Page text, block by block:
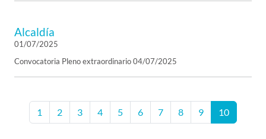
Alcaldía
01/07/2025
Convocatoria Pleno extraordinario 04/07/2025
1 2 3 4 5 6 7 8 9 10